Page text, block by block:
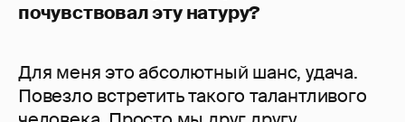
почувствовал эту натуру?
Для меня это абсолютный шанс, удача.
Повезло встретить такого талантливого